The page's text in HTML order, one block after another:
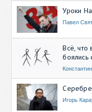
Уроки
Павел
Всё, что
боялись
Игорь